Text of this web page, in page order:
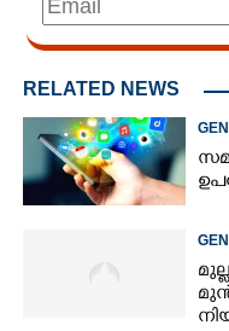
RELATED NEWS